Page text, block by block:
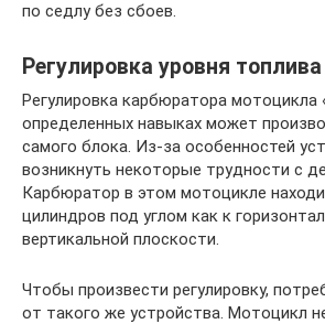
по седлу без сбоев.
Регулировка уровня
Регулировка карбюратора мотоцикла
определенных навыках может
самого блока. Из-за особенностей
возникнуть некоторые трудности с
Карбюратор в этом мотоцикле
цилиндров под углом как к
вертикальной плоскости.
Чтобы произвести регулировку,
от такого же устройства. Мотоцикл